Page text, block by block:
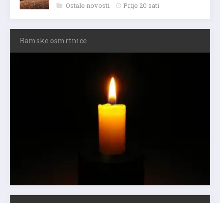
Ostale novosti Prije 20 sati
Ramske osmrtnice